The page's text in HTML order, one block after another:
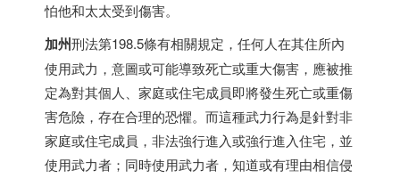
怕他和太太受到傷害。
加州刑法第198.5條有相關規定，任何人在其住所內
使用武力，意圖或可能導致死亡或重大傷害，應被推
定為對其個人、家庭或住宅成員即將發生死亡或重傷
害危險，存在合理的恐懼。而這種武力行為是針對非
家庭或住宅成員，非法強行進入或強行進入住宅，並
使用武力者；同時使用武力者，知道或有理由相信侵